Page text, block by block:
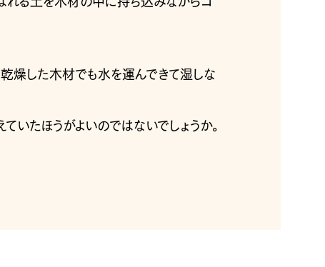
乾燥した木材でも水を運んできて湿しな
いたほうがよいのではないでしょうか。